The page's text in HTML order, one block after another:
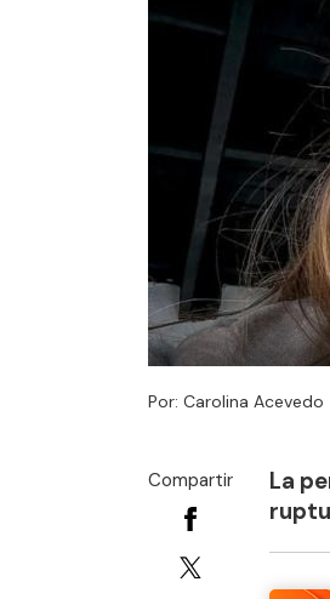
Por: Carolina Acevedo
Compartir
La